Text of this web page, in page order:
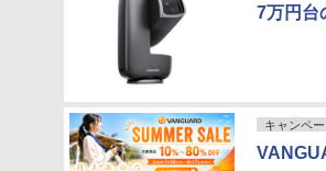
7万円台
キャンペー